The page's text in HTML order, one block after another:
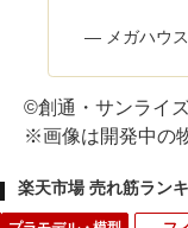
— メガハウ
©創通・サンライ
※画像は開発中の
楽天市場 売れ筋ラン